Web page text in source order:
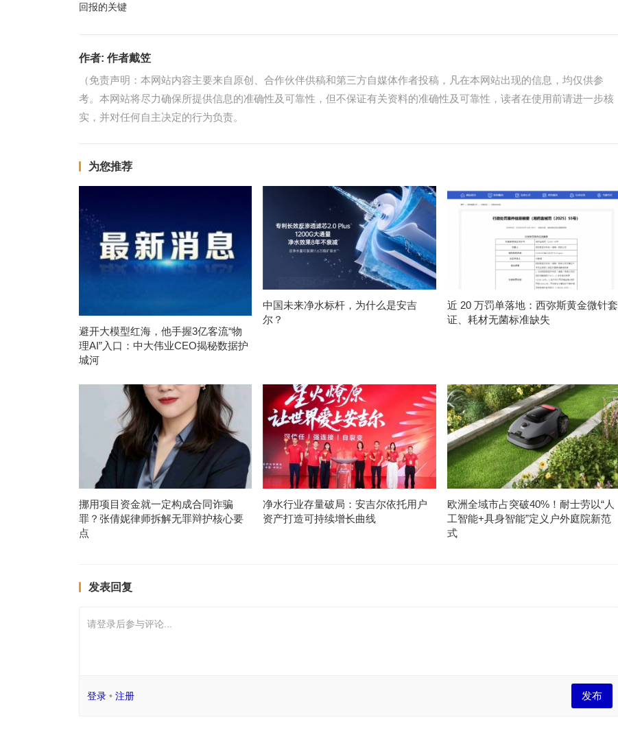
回报的关键
作者: 作者戴笠
（免责声明：本网站内容主要来自原创、合作伙伴供稿和第三方自媒体作者投稿，凡在本网站出现的信息，均仅供参
考。本网站将尽力确保所提供信息的准确性及可靠性，但不保证有关资料的准确性及可靠性，读者在使用前请进一步核
实，并对任何自主决定的行为负责。
为您推荐
避开大模型红海，他手握3亿客流“物
理AI”入口：中大伟业CEO揭秘数据护
城河
中国未来净水标杆，为什么是安吉
尔？
近 20 万罚单落地：西弥斯黄金微针套
证、耗材无菌标准缺失
挪用项目资金就一定构成合同诈骗
罪？张倩妮律师拆解无罪辩护核心要
点
净水行业存量破局：安吉尔依托用户
资产打造可持续增长曲线
欧洲全域市占突破40%！耐士劳以“人
工智能+具身智能”定义户外庭院新范
式
发表回复
请登录后参与评论...
登录• 注册 发布